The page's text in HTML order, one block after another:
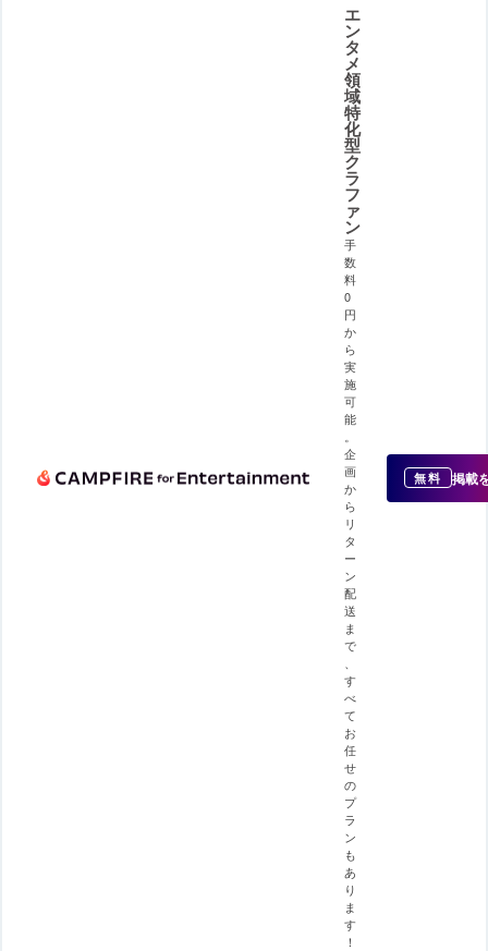
エ
ン
タ
メ
領
域
特
化
型
ク
ラ
フ
ァ
ン
手
数
料
0
円
か
ら
実
施
可
能
企
画
か
ら
リ
タ
ー
ン
配
送
ま
で
す
べ
て
お
任
せ
の
プ
ラ
ン
も
あ
り
ま
す
！
無料 掲載